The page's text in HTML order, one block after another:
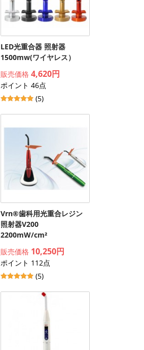
LED光重合器 照射器
1500mw(ワイヤレス）
販売価格4,620円
ポイント 46点
(5)
Vrn®歯科用光重合レジン
照射器V200
2200mW/cm²
販売価格 10,250円
ポイント 112点
(5)